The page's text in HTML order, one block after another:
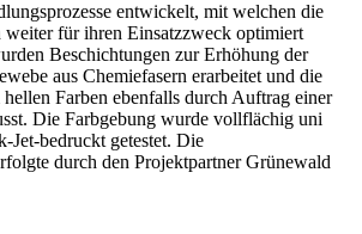
entwickelt, mit welchen die
weiter für ihren Einsatzzweck optimiert
Beschichtungen zur Erhöhung der
aus Chemiefasern erarbeitet und die
Farben ebenfalls durch Auftrag einer
Die Farbgebung wurde vollflächig uni
Jet-bedruckt getestet. Die
durch den Projektpartner Grünewald